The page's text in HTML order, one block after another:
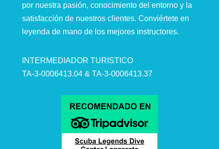
por nuestra pasión, conocimiento del entorno y la
satisfacción de nuestros clientes. Conviértete en
leyenda de mano de los mejores instructores.
INTERMEDIADOR TURISTICO
TA-3-0006413.04 & TA-3-0006413.37